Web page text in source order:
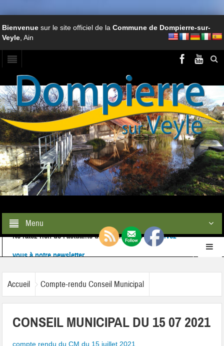
Bienvenuesur le site officiel de laCommune de Dompierre-sur-
Veyle , Ain
Menu
Ne ratez rien de l'actualité de la commune :inscrivez-
vous à notre newsletter
Accueil
Compte-rendu Conseil Municipal
CONSEIL MUNICIPAL DU 15 07 2021
compte rendu du CM du 15 juillet 2021